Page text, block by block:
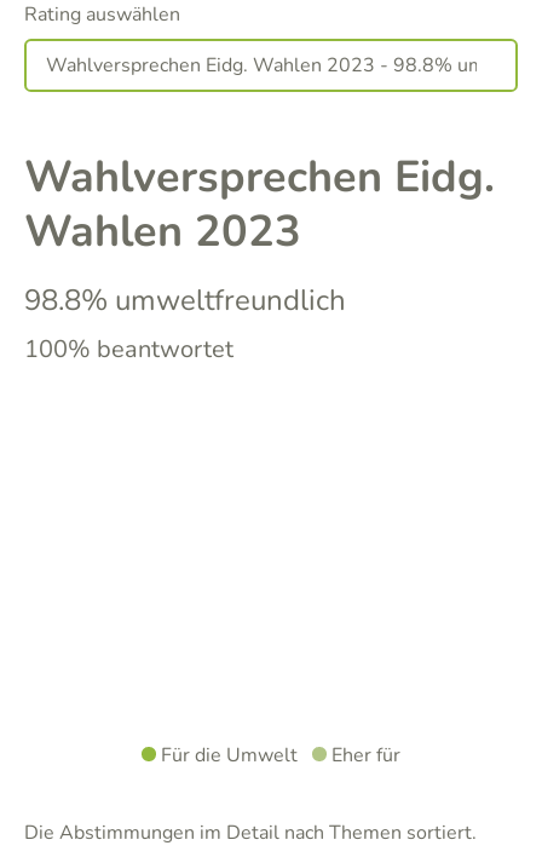
Rating auswählen
Wahlversprechen Eidg.
Wahlen 2023
98.8% umweltfreundlich
100% beantwortet
Für die Umwelt Eher für
Die Abstimmungen im Detail nach Themen sortiert.